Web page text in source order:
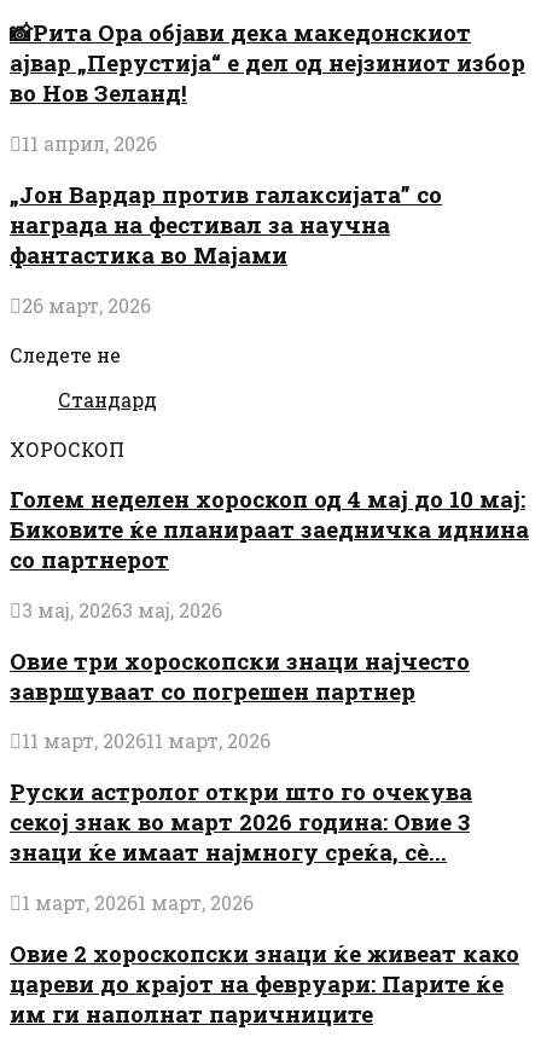
📸Рита Ора објави дека македонскиот
ајвар „Перустија“ е дел од нејзиниот избор
во Нов Зеланд!
11 април, 2026
„Јон Вардар против галаксијата” со
награда на фестивал за научна
фантастика во Мајами
26 март, 2026
Следете не
Стандард
ХОРОСКОП
Голем неделен хороскоп од 4 мај до 10 мај:
Биковите ќе планираат заедничка иднина
со партнерот
3 мај, 20263 мај, 2026
Овие три хороскопски знаци најчесто
завршуваат со погрешен партнер
11 март, 202611 март, 2026
Руски астролог откри што го очекува
секој знак во март 2026 година: Овие 3
знаци ќе имаат најмногу среќа, сè...
1 март, 20261 март, 2026
Овие 2 хороскопски знаци ќе живеат како
цареви до крајот на февруари: Парите ќе
им ги наполнат паричниците